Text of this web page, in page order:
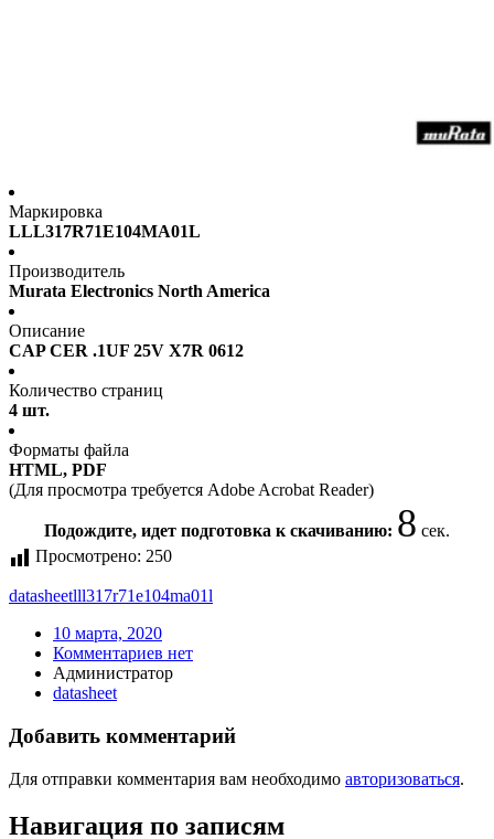
Маркировка
LLL317R71E104MA01L
Производитель
Murata Electronics North America
Описание
CAP CER .1UF 25V X7R 0612
Количество страниц
4 шт.
Форматы файла
HTML, PDF
(Для просмотра требуется Adobe Acrobat Reader)
Подождите, идет подготовка к скачиванию: 8 сек.
Просмотрено: 250
datasheetlll317r71e104ma01l
10 марта, 2020
Комментариев нет
Администратор
datasheet
Добавить комментарий
Для отправки комментария вам необходимо авторизоваться.
Навигация по записям